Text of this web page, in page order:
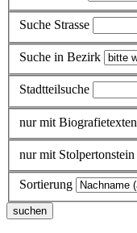
Suche Strasse
Suche in Bezirk
Stadtteilsuche
nur mit Biografietexten
nur mit Stolpertonstein
Sortierung